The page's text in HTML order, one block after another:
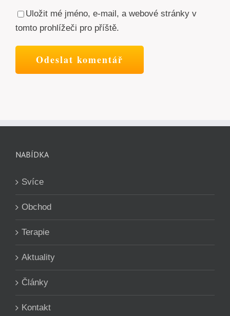
Uložit mé jméno, e-mail, a webové stránky v
tomto prohlížeči pro příště.
NABÍDKA
Svíce
Obchod
Terapie
Aktuality
Články
Kontakt